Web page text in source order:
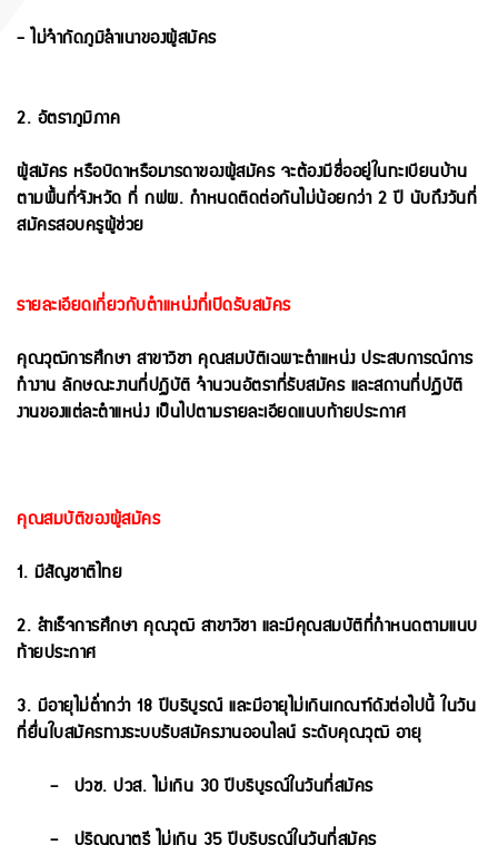
- ไม่จํากัดภูมิลําเนาของผู้สมัคร
2. อัตราภูมิภาค
ผู้สมัคร หรือบิดาหรือมารดาของผู้สมัคร จะต้องมีชื่ออยู่ในทะเบียนบ้าน
ตามพื้นที่จังหวัด ที่ กฟผ. กําหนดติดต่อกันไม่น้อยกว่า 2 ปี นับถึงวันที่
สมัครสอบครูผู้ช่วย
รายละเอียดเกี่ยวกับตําแหน่งที่เปิดรับสมัคร
คุณวุฒิการศึกษา สาขาวิชา คุณสมบัติเฉพาะตําแหน่ง ประสบการณ์การ
ทํางาน ลักษณะงานที่ปฏิบัติ จํานวนอัตราที่รับสมัคร และสถานที่ปฏิบัติ
งานของแต่ละตําแหน่ง เป็นไปตามรายละเอียดแนบท้ายประกาศ
คุณสมบัติของผู้สมัคร
1. มีสัญชาติไทย
2. สําเร็จการศึกษา คุณวุฒิ สาขาวิชา และมีคุณสมบัติที่กําหนดตามแนบ
ท้ายประกาศ
3. มีอายุไม่ต่ำกว่า 18 ปีบริบูรณ์ และมีอายุไม่เกินเกณฑ์ดังต่อไปนี้ ในวัน
ที่ยื่นใบสมัครทางระบบรับสมัครงานออนไลน์ ระดับคุณวุฒิ อายุ
– ปวช. ปวส. ไม่เกิน 30 ปีบริบูรณ์ในวันที่สมัคร